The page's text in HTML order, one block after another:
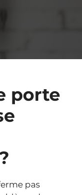
porte
pas